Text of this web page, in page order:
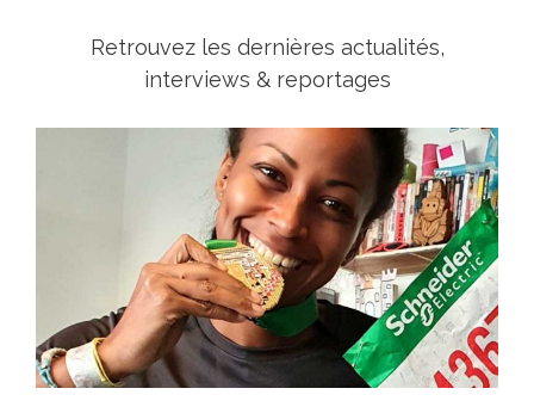
Retrouvez les dernières actualités,
interviews & reportages